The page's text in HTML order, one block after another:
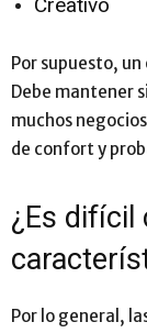
Creativo
Por supuesto,
Debe mantener
muchos
de confort y
¿Es difícil
Por lo general,